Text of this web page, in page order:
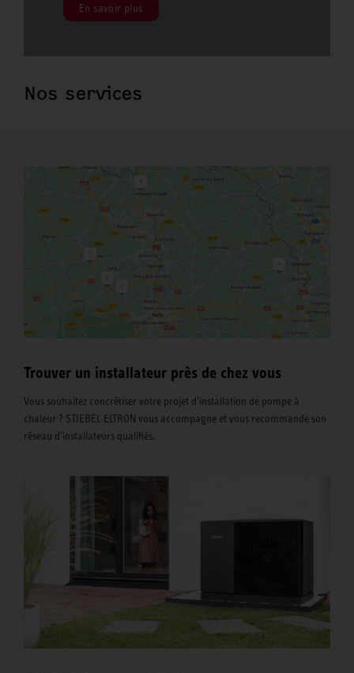
En savoir plus
Nos services
Trouver un installateur près de chez vous
Vous souhaitez concrétiser votre projet d'installation de pompe à
chaleur ? STIEBEL ELTRON vous accompagne et vous recommande son
réseau d'installateurs qualifiés.